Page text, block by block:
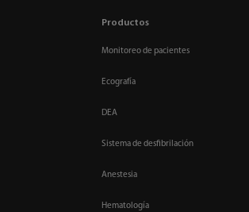
Productos
Monitoreo de pacientes
Ecografía
DEA
Sistema de desfibrilación
Anestesia
Hematología